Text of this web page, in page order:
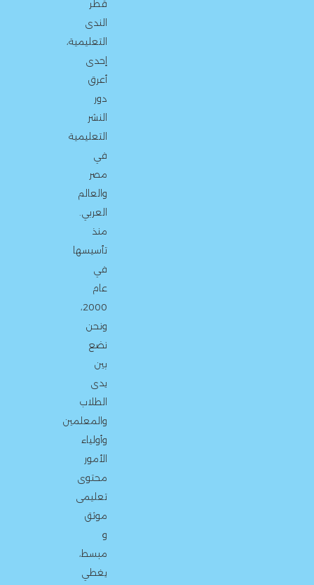
قطر
الندى
التعليمية،
إحدى
أعرق
دور
النشر
التعليمية
في
مصر
والعالم
العربي.
منذ
تأسيسها
في
عام
2000،
ونحن
نضع
بين
يدى
الطلاب
والمعلمين
وأولياء
الأمور
محتوى
تعليمى
موثق
و
مبسط،
يغطي